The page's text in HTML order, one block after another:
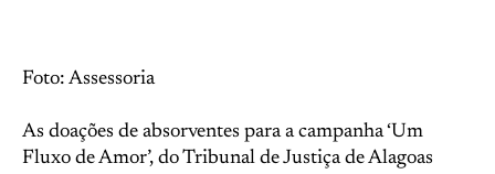
Foto: Assessoria
As doações de absorventes para a campanha ‘Um
Fluxo de Amor’, do Tribunal de Justiça de Alagoas